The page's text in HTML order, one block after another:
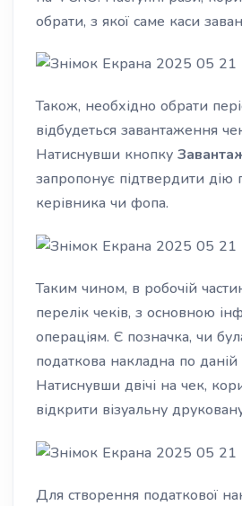
обрати, з якої саме каси
Також, необхідно обрати
відбудеться завантаження
Натиснувши кнопку
запропонує підтвердити дію
керівника чи фопа.
Таким чином, в робочій
перелік чеків, з основною
операціям. Є позначка, чи
податкова накладна по даній
Натиснувши двічі на чек,
відкрити візуальну
Для створення податкової